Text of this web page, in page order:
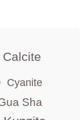
Calcite
Cyanite
Sha